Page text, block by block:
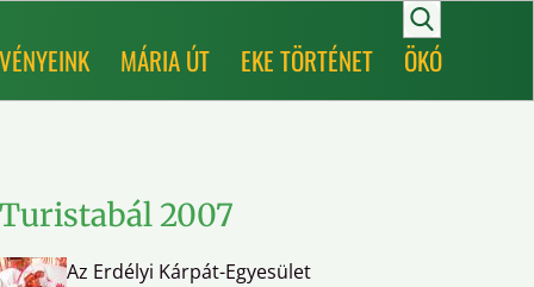
MÁRIA ÚT EKE TÖRTÉNET ÖKÓ
Turistabál 2007
Az Erdélyi Kárpát-Egyesület